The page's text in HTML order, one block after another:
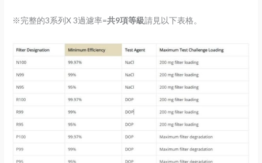
※完整的3系列X 3過濾率=共9項等級請見以下表格。